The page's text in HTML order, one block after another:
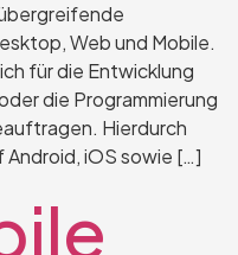
Web und Mobile.
für die Entwicklung
die Programmierung
Hierdurch
Android, iOS sowie […]